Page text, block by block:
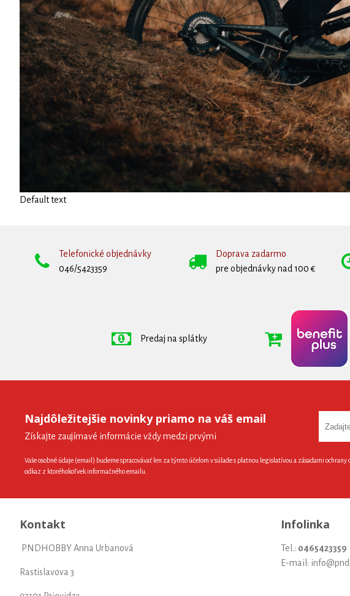
Default text
Telefonické objednávky
046/5423359
Doprava zadarmo
pre objednávky nad 100 €
Predaj na splátky
Najdôležitejšie novinky priamo na váš email
Získajte zaujímavé informácie vždy medzi prvými
Vaše osobné údaje (email) budeme spracovávať len za týmto účelom v súlade s platnou legislatívou a zásadami
odkaz z ktoréhokoľvek informačného emailu.
Kontakt
PNDHOBBY Anna Urbanová
Rastislavova 3
Infolinka
Tel.: 0465423359
E-mail: